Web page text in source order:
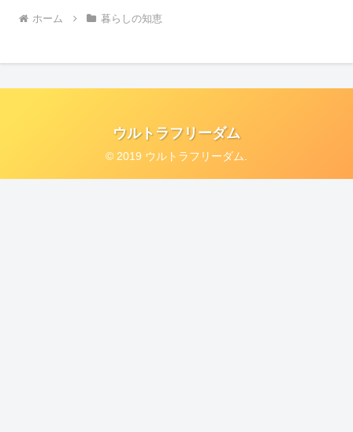
ホーム 暮らしの知恵
ウルトラフリーダム
© 2019 ウルトラフリーダム.